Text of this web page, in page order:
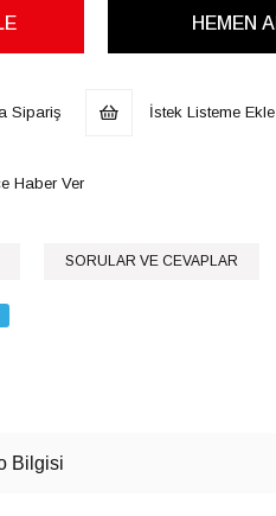
Sipariş İstek Listeme Ekle
Haber Ver
SORULAR VE CEVAPLAR
Bilgisi